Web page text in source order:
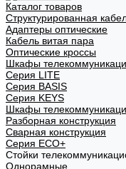
Каталог товаров
Структурированная
Адаптеры оптические
Кабель витая пара
Оптические кроссы
Шкафы
Cерия LITE
Cерия BASIS
Cерия KEYS
Шкафы
Разборная конструкция
Сварная конструкция
Серия ECO+
Стойки
Однорамные